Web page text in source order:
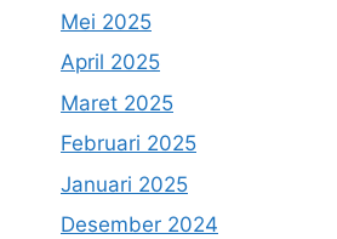
Mei 2025
April 2025
Maret 2025
Februari 2025
Januari 2025
Desember 2024